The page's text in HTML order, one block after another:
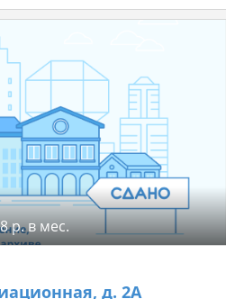
р. в мес.
д. 2A